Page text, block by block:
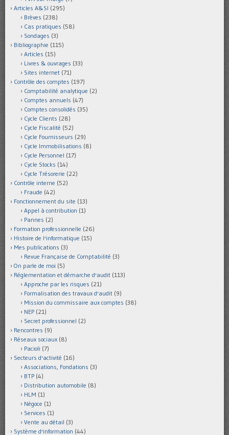
Articles A&SI (295)
Brèves (238)
Cas pratiques (58)
Sondages (3)
Bibliographie (115)
Articles (15)
Livres & ouvrages (33)
Sites internet (71)
Contrôle des comptes (197)
Comptabilité analytique (2)
Comptes annuels (47)
Comptes consolidés (35)
Cycle Clients (28)
Cycle Fiscalité (52)
Cycle Fournisseurs (29)
Cycle Immobilisations (8)
Cycle Personnel (17)
Cycle Stocks (14)
Cycle Trésorerie (22)
Contrôle interne (52)
Fraude (42)
Fonctionnement du site (13)
Appel à contribution (1)
Pannes (2)
Formation professionnelle (26)
Histoire de l'informatique (15)
Mes publications (3)
Revue Française de Comptabilité (3)
On parle de moi (5)
Réglementation et démarche d'audit (113)
Approche par les risques (21)
Formalisation des travaux d'audit (9)
Mission du commissaire aux comptes (38)
NEP (21)
Secret professionnel (2)
Rencontres (9)
Réseaux sociaux (8)
Pacioli (7)
Secteurs d'activité (16)
Associations, Fondations (3)
BTP (4)
Distribution automobile (8)
HLM (1)
Négoce (1)
Services (1)
Vente au détail (3)
Système d'information (44)